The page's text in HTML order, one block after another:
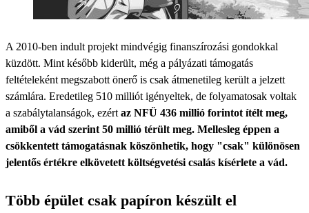
A 2010-ben indult projekt mindvégig finanszírozási gondokkal
küzdött. Mint később kiderült, még a pályázati támogatás
feltételeként megszabott önerő is csak átmenetileg került a jelzett
számlára. Eredetileg 510 milliót igényeltek, de folyamatosak voltak
a szabálytalanságok, ezért az NFÜ 436 millió forintot ítélt meg,
amiből a vád szerint 50 millió térült meg. Mellesleg éppen a
csökkentett támogatásnak köszönhetik, hogy "csak" különösen
jelentős értékre elkövetett költségvetési csalás kísérlete a vád.
Több épület csak papíron készült el